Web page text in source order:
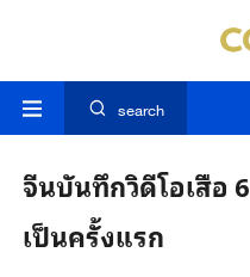
search
จีนบันทึกวิดีโอเสือ
เป็นครั้งแรก